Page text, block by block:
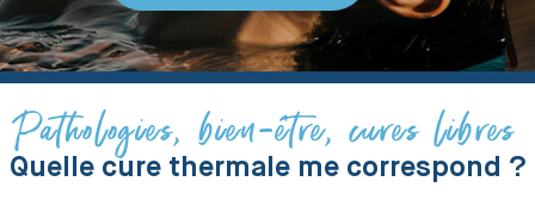
Consultez
Pathologies, bien-être, cures libres
Quelle cure thermale me correspond ?